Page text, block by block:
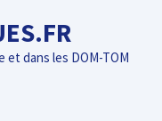
dans les DOM-TOM